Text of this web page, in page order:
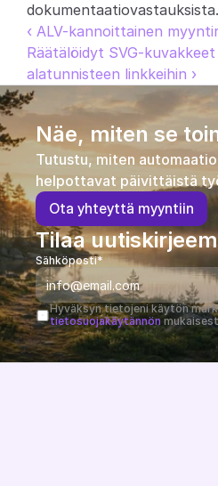
dokumentaatiovastauksista.
‹ ALV-kannoittainen
Räätälöidyt SVG-
alatunnisteen linkkeihin ›
Näe, miten se
Tutustu, miten
helpottavat päivittäistä
Ota yhteyttä myyntiin
Tilaa
Sähköposti*
tietosuojakäytännön